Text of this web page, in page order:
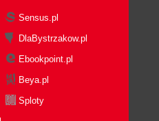
Sensus.pl
DlaBystrzakow.pl
Ebookpoint.pl
Beya.pl
Sploty